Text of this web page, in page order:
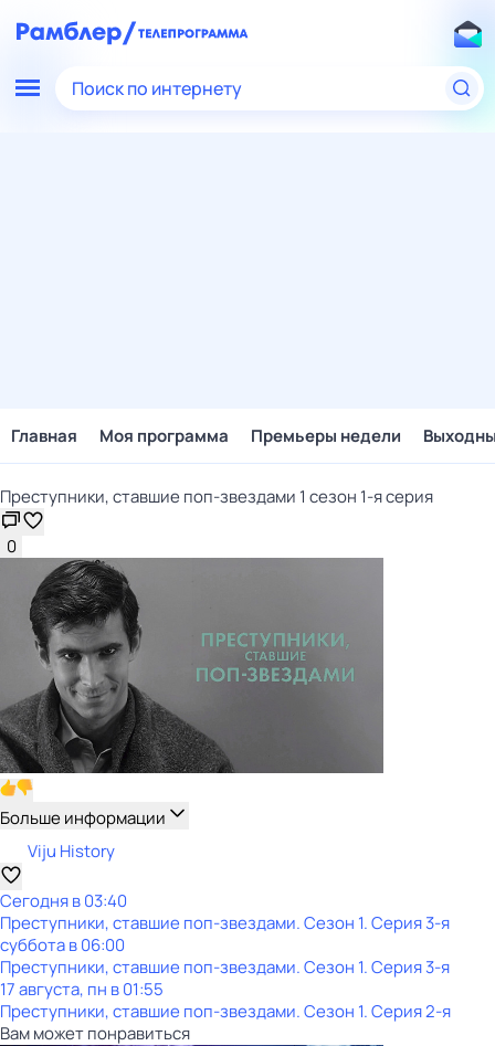
Поиск по интернету
Главная Моя программа Премьеры недели
Преступники, ставшие поп-звездами 1 сезон 1-я серия
0
Больше информации
Viju History
Сегодня в 03:40
Преступники, ставшие поп-звездами. Сезон 1. Серия 3-я
субботав06:00
Преступники, ставшие поп-звездами. Сезон 1. Серия 3-я
17 августа, пн в 01:55
Преступники, ставшие поп-звездами. Сезон 1. Серия 2-я
Вам может понравиться